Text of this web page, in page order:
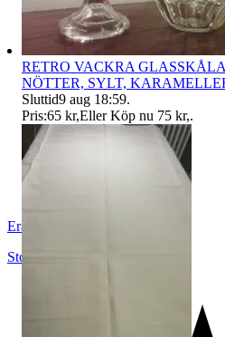
Erato
Stockholm
RETRO VACKRA
NÖTTER, SYLT,
Sluttid9 aug 18:59.
Pris:65 kr,Eller Köp nu 75 kr,.